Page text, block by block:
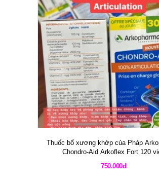
Thuốc bổ xương khớp của Pháp
Chondro-Aid Arkoflex Fort 120
750.000đ